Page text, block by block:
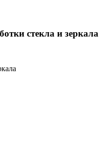
стекла и зеркала